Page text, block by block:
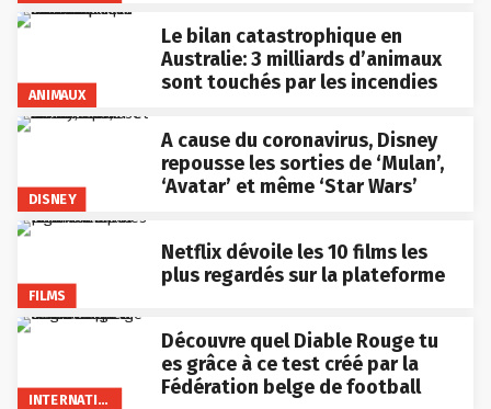
ANIMAUX
Le bilan catastrophique en
Australie: 3 milliards d’animaux
sont touchés par les incendies
DISNEY
A cause du coronavirus, Disney
repousse les sorties de ‘Mulan’,
‘Avatar’ et même ‘Star Wars’
FILMS
Netflix dévoile les 10 films les
plus regardés sur la plateforme
INTERNATIONAL
Découvre quel Diable Rouge tu
es grâce à ce test créé par la
Fédération belge de football